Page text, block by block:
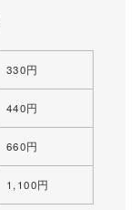
330円
440円
660円
1,100円